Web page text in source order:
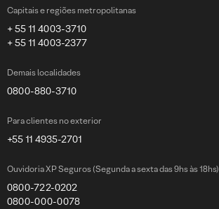
Capitais e regiões metropolitanas
+ 55 11 4003-3710
+ 55 11 4003-2377
Demais localidades
0800-880-3710
Para clientes no exterior
+55 11 4935-2701
Ouvidoria XP Seguros (Segunda a sexta das 9hs às 18hs)
0800-722-0202
0800-000-0078